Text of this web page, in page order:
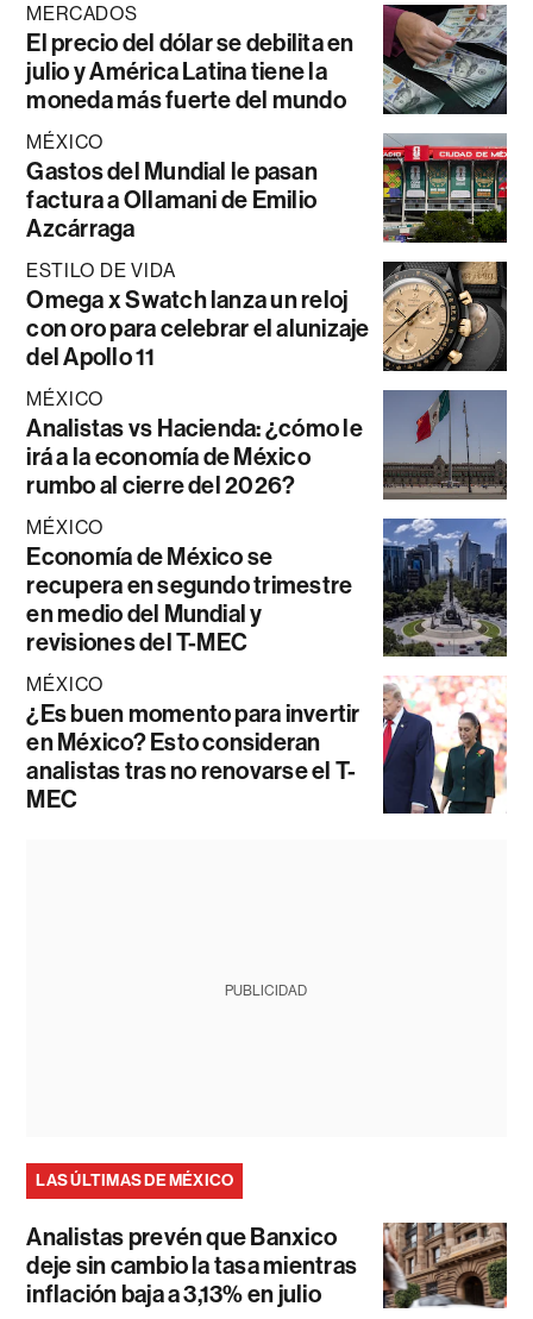
MERCADOS
El precio del dólar se debilita en
julio y América Latina tiene la
moneda más fuerte del mundo
MÉXICO
Gastos del Mundial le pasan
factura a Ollamani de Emilio
Azcárraga
ESTILO DE VIDA
Omega x Swatch lanza un reloj
con oro para celebrar el alunizaje
del Apollo 11
MÉXICO
Analistas vs Hacienda: ¿cómo le
irá a la economía de México
rumbo al cierre del 2026?
MÉXICO
Economía de México se
recupera en segundo trimestre
en medio del Mundial y
revisiones del T-MEC
MÉXICO
¿Es buen momento para invertir
en México? Esto consideran
analistas tras no renovarse el T-
MEC
PUBLICIDAD
LAS ÚLTIMAS DE MÉXICO
Analistas prevén que Banxico
deje sin cambio la tasa mientras
inflación baja a 3,13% en julio